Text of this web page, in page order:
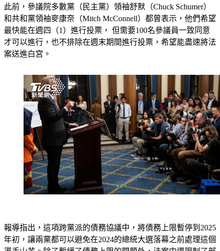
此前，參議院多數黨（民主黨）領袖舒默（Chuck Schumer）
和共和黨領袖麥康奈（Mitch McConnell）都曾表示，他們希望
最快能在週四（1）進行投票， 但需要100名參議員一致同意
才可以進行，也不排除在週末期間進行投票，希望能盡速將法
案送進白宮。
報導指出，這項跨黨派的債務協議中，將債務上限暫停到2025
年初，讓兩黨都可以避免在2024的總統大選落幕之前處理這個